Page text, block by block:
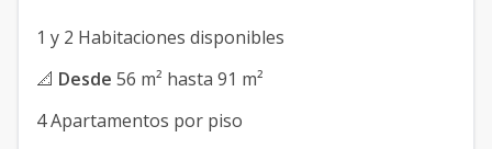
1️ y 2️ Habitaciones disponibles
📐 Desde 56 m² hasta 91 m²
4 Apartamentos por piso